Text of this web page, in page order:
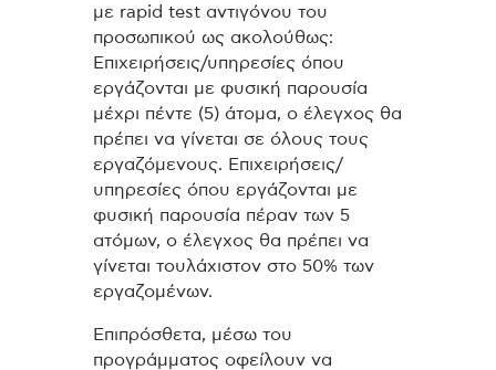
με rapid test αντιγόνου του
προσωπικού ως ακολούθως:
Επιχειρήσεις/υπηρεσίες όπου
εργάζονται με φυσική παρουσία
μέχρι πέντε (5) άτομα, ο έλεγχος θα
πρέπει να γίνεται σε όλους τους
εργαζόμενους. Επιχειρήσεις/
υπηρεσίες όπου εργάζονται με
φυσική παρουσία πέραν των 5
ατόμων, ο έλεγχος θα πρέπει να
γίνεται τουλάχιστον στο 50% των
εργαζομένων.
Επιπρόσθετα, μέσω του
προγράμματος οφείλουν να